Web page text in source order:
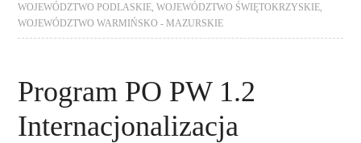
WOJEWÓDZTWO PODLASKIE ,WOJEWÓDZTWO ŚWIĘTOKRZYSKIE
WOJEWÓDZTWO WARMIŃSKO - MAZURSKIE
Program PO PW 1.2
Internacjonalizacja